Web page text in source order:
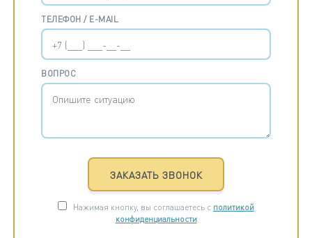
ТЕЛЕФОН / E-MAIL
ВОПРОС
ЗАКАЗАТЬ ЗВОНОК
Нажимая кнопку, вы соглашаетесь с политикой
конфиденциальности